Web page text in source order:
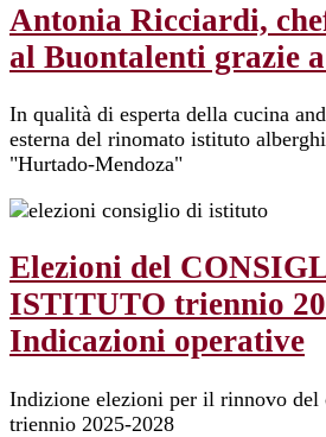
Antonia Ricciardi,
al Buontalenti grazie
In qualità di esperta della cucina
esterna del rinomato istituto
"Hurtado-Mendoza"
Elezioni del
ISTITUTO triennio
Indicazioni operative
Indizione elezioni per il rinnovo
triennio 2025-2028